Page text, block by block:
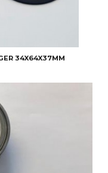
34X64X37MM